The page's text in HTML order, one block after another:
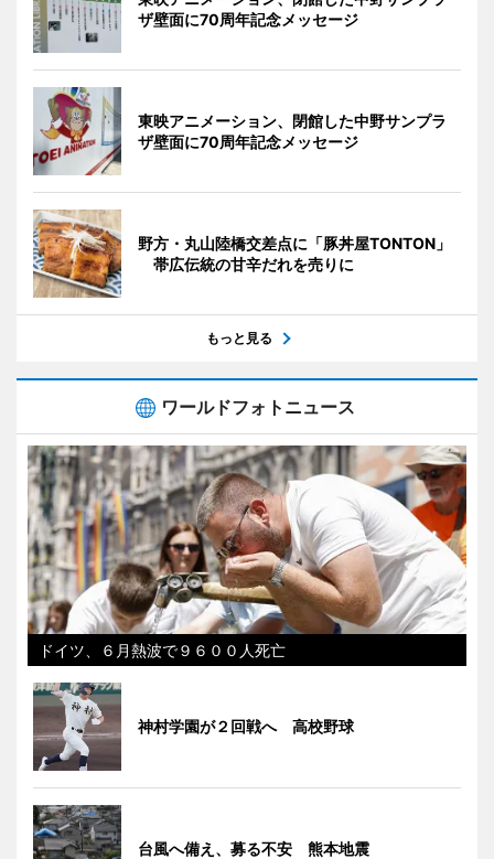
ザ壁面に70周年記念メッセージ
東映アニメーション、閉館した中野サンプラ
ザ壁面に70周年記念メッセージ
野方・丸山陸橋交差点に「豚丼屋TONTON」
帯広伝統の甘辛だれを売りに
もっと見る
ワールドフォトニュース
ドイツ、６月熱波で９６００人死亡
神村学園が２回戦へ 高校野球
台風へ備え、募る不安 熊本地震